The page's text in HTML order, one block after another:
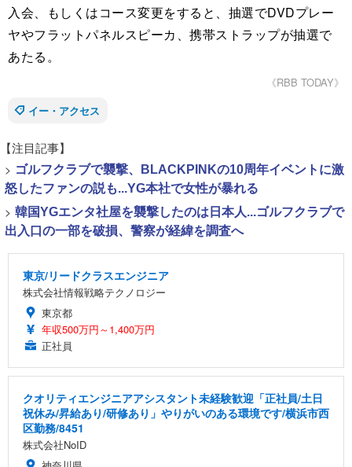
入会、もしくはコース変更をすると、抽選でDVDプレー
ヤやフラットパネルスピーカ、携帯ストラップが抽選で
あたる。
《RBB TODAY》
イー・アクセス
【注目記事】
> ゴルフクラブで襲撃、BLACKPINKの10周年イベントに激
怒したファンの説も...YG本社で女性が暴れる
> 韓国YGエンタ社屋を襲撃したのは日本人...ゴルフクラブで
出入口の一部を破損、警察が経緯を調査へ
東京/リードクラスエンジニア
株式会社情報戦略テクノロジー
東京都
年収500万円～1,400万円
正社員
クオリティエンジニアアシスタント未経験歓迎「正社員/土日
祝休み/昇給あり/研修あり」やりがいのある環境です/横浜市西
区勤務/8451
株式会社NoID